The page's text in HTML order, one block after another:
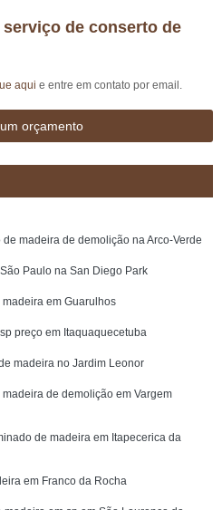
de conserto de
aqui e entre em contato por email.
orçamento
madeira de demolição na Arco-Verde
Paulo na San Diego Park
em Guarulhos
preço em Itaquaquecetuba
madeira no Jardim Leonor
de demolição em Vargem
de madeira em Itapecerica da
em Franco da Rocha